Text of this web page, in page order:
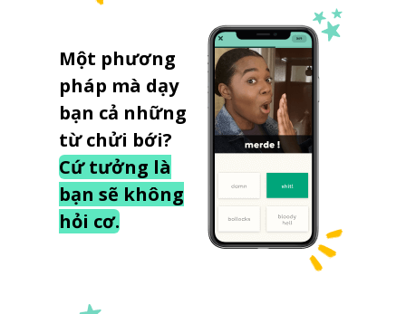
Một phương
pháp mà dạy
bạn cả những
từ chửi bới?
Cứ tưởng là
bạn sẽ không
hỏi cơ.